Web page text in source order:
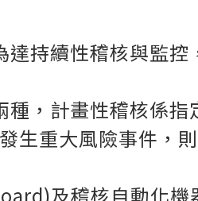
持續性稽核與監
，計畫性稽核係指
生重大風險事件，
及稽核自動化機